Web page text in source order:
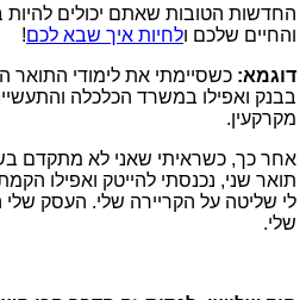
החדשות הטובות שאתם יכולים
והחיים שלכם ולחיות איך שבא לכם!
דוגמא: כשסיימתי את לימודי התואר
בבנק ואפילו במשרד הכלכלה
מקרקעין.
אחר כך, כשראיתי שאני לא מתקדם
תואר שני, נכנסתי להייטק ואפילו
לי שליטה על הקריירה שלי. העסק
שלי.